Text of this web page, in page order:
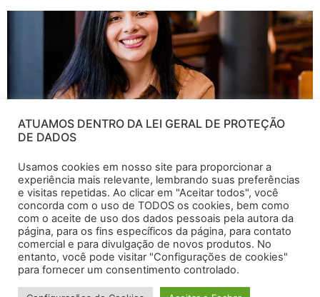
Neste artigo ensino o passo a passo para cadastrar
produtos para vender na amazon
Treinamento Do Zero ao Avançado
ATUAMOS DENTRO DA LEI GERAL DE PROTEÇÃO
DE DADOS
Usamos cookies em nosso site para proporcionar a
experiência mais relevante, lembrando suas preferências
e visitas repetidas. Ao clicar em "Aceitar todos", você
concorda com o uso de TODOS os cookies, bem como
com o aceite de uso dos dados pessoais pela autora da
página, para os fins específicos da página, para contato
comercial e para divulgação de novos produtos. No
entanto, você pode visitar "Configurações de cookies"
para fornecer um consentimento controlado.